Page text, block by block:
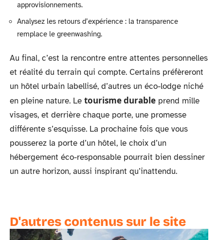
approvisionnements.
Analysez les retours d’expérience : la transparence
remplace le greenwashing.
Au final, c’est la rencontre entre attentes personnelles
et réalité du terrain qui compte. Certains préfèreront
un hôtel urbain labellisé, d’autres un éco-lodge niché
en pleine nature. Le tourisme durable prend mille
visages, et derrière chaque porte, une promesse
différente s’esquisse. La prochaine fois que vous
pousserez la porte d’un hôtel, le choix d’un
hébergement éco-responsable pourrait bien dessiner
un autre horizon, aussi inspirant qu’inattendu.
D'autres contenus sur le site